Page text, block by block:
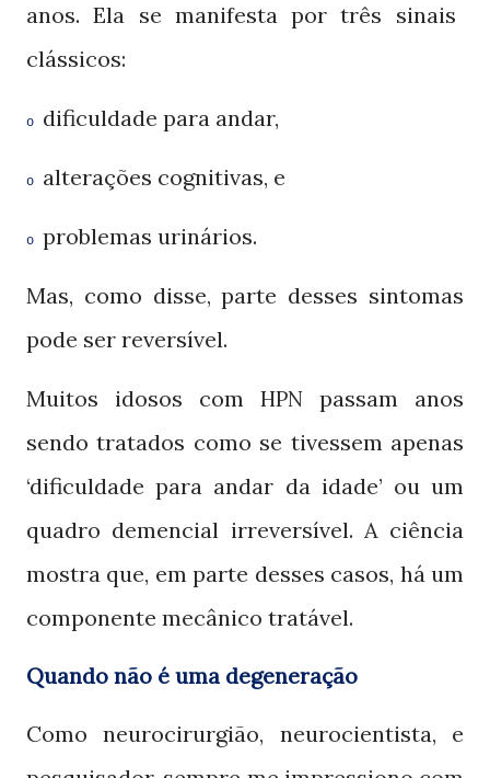
anos. Ela se manifesta por três sinais
clássicos:
o dificuldade para andar,
o alterações cognitivas, e
o problemas urinários.
Mas, como disse, parte desses sintomas
pode ser reversível.
Muitos idosos com HPN passam anos
sendo tratados como se tivessem apenas
‘dificuldade para andar da idade’ ou um
quadro demencial irreversível. A ciência
mostra que, em parte desses casos, há um
componente mecânico tratável.
Quando não é uma degeneração
Como neurocirurgião, neurocientista, e